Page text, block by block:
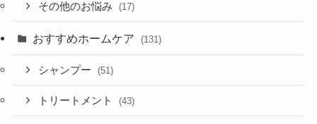
その他のお悩み (17)
おすすめホームケア (131)
シャンプー (51)
トリートメント (43)